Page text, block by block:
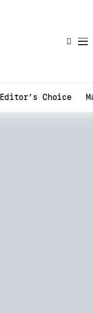
Editor’s Choice